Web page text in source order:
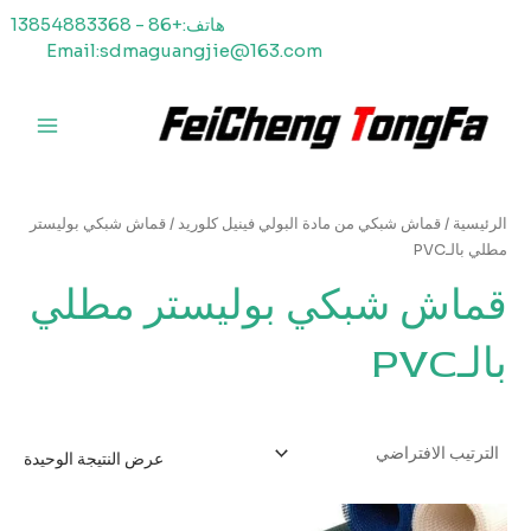
هاتف:+86 - 13854883368
Email:sdmaguangjie@163.com
الرئيسية /قماش شبكي من مادة البولي فينيل كلوريد/ قماش شبكي بوليستر
مطلي بالـPVC
قماش شبكي بوليستر مطلي
بالـPVC
عرض النتيجة الوحيدة